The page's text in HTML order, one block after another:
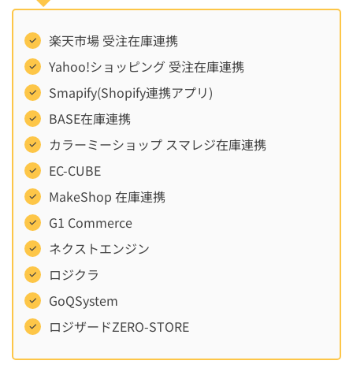
楽天市場 受注在庫連携
Yahoo!ショッピング 受注在庫連携
Smapify(Shopify連携アプリ)
BASE在庫連携
カラーミーショップ スマレジ在庫連携
EC-CUBE
MakeShop 在庫連携
G1 Commerce
ネクストエンジン
ロジクラ
GoQSystem
ロジザードZERO-STORE